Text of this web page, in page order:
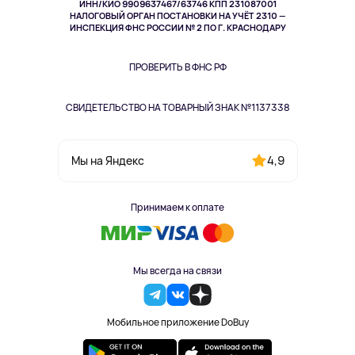
ИНН/КИО 9909637467/63746 КПП 231087001
НАЛОГОВЫЙ ОРГАН ПОСТАНОВКИ НА УЧЁТ 2310 —
ИНСПЕКЦИЯ ФНС РОССИИ № 2 ПО Г. КРАСНОДАРУ
ПРОВЕРИТЬ В ФНС РФ
СВИДЕТЕЛЬСТВО НА ТОВАРНЫЙ ЗНАК №1137338
Мы на Яндекс 4,9
Принимаем к оплате
Мы всегда на связи
Мобильное приложение DoBuy
Здоровье питомцев
Одежда и аксессуары